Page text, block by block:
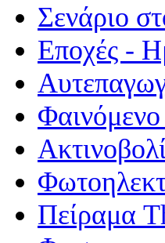
Σενάριο
Εποχές -
Πείραμα